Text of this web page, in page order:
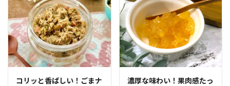
コリッと香ばしい！ごまナ
濃厚な味わい！果肉感たっ